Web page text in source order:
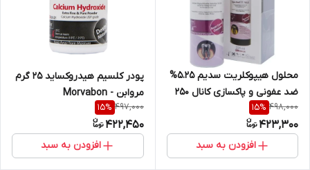
محلول هیپوکلریت سدیم 5.25%
ضد عفونی و پاکسازی کانال ۲۵۰
میلی لیتر مروابن
498,000
15%
423,300
افزودن به سبد
پودر کلسیم هیدروکساید ۲۵ گرم
مروابن - Morvabon
497,000
15%
422,450
افزودن به سبد